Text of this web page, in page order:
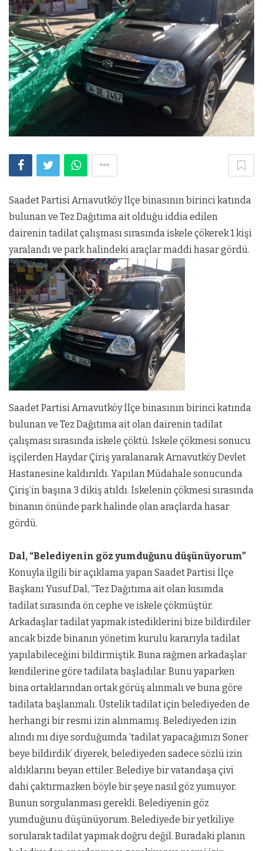
Saadet Partisi Arnavutköy İlçe binasının birinci katında
bulunan ve Tez Dağıtıma ait olduğu iddia edilen
dairenin tadilat çalışması sırasında iskele çökerek 1 kişi
yaralandı ve park halindeki araçlar maddi hasar gördü.
Saadet Partisi Arnavutköy İlçe binasının birinci katında
bulunan ve Tez Dağıtıma ait olan dairenin tadilat
çalışması sırasında iskele çöktü. İskele çökmesi sonucu
işçilerden Haydar Çiriş yaralanarak Arnavutköy Devlet
Hastanesine kaldırıldı. Yapılan Müdahale sonucunda
Çiriş’in başına 3 dikiş atıldı. İskelenin çökmesi sırasında
binanın önünde park halinde olan araçlarda hasar
gördü.
Dal, “Belediyenin göz yumduğunu düşünüyorum”
Konuyla ilgili bir açıklama yapan Saadet Partisi İlçe
Başkanı Yusuf Dal, “Tez Dağıtıma ait olan kısımda
tadilat sırasında ön cephe ve iskele çökmüştür.
Arkadaşlar tadilat yapmak istediklerini bize bildirdiler
ancak bizde binanın yönetim kurulu kararıyla tadilat
yapılabileceğini bildirmiştik. Buna rağmen arkadaşlar
kendilerine göre tadilata başladılar. Bunu yaparken
bina ortaklarından ortak görüş alınmalı ve buna göre
tadilata başlanmalı. Üstelik tadilat için belediyeden de
herhangi bir resmi izin alınmamış. Belediyeden izin
alındı mı diye sorduğumda ‘tadilat yapacağımızı Soner
beye bildirdik’ diyerek, belediyeden sadece sözlü izin
aldıklarını beyan ettiler. Belediye bir vatandaşa çivi
dahi çaktırmazken böyle bir şeye nasıl göz yumuyor.
Bunun sorgulanması gerekli. Belediyenin göz
yumduğunu düşünüyorum. Belediyede bir yetkiliye
sorularak tadilat yapmak doğru değil. Buradaki planın